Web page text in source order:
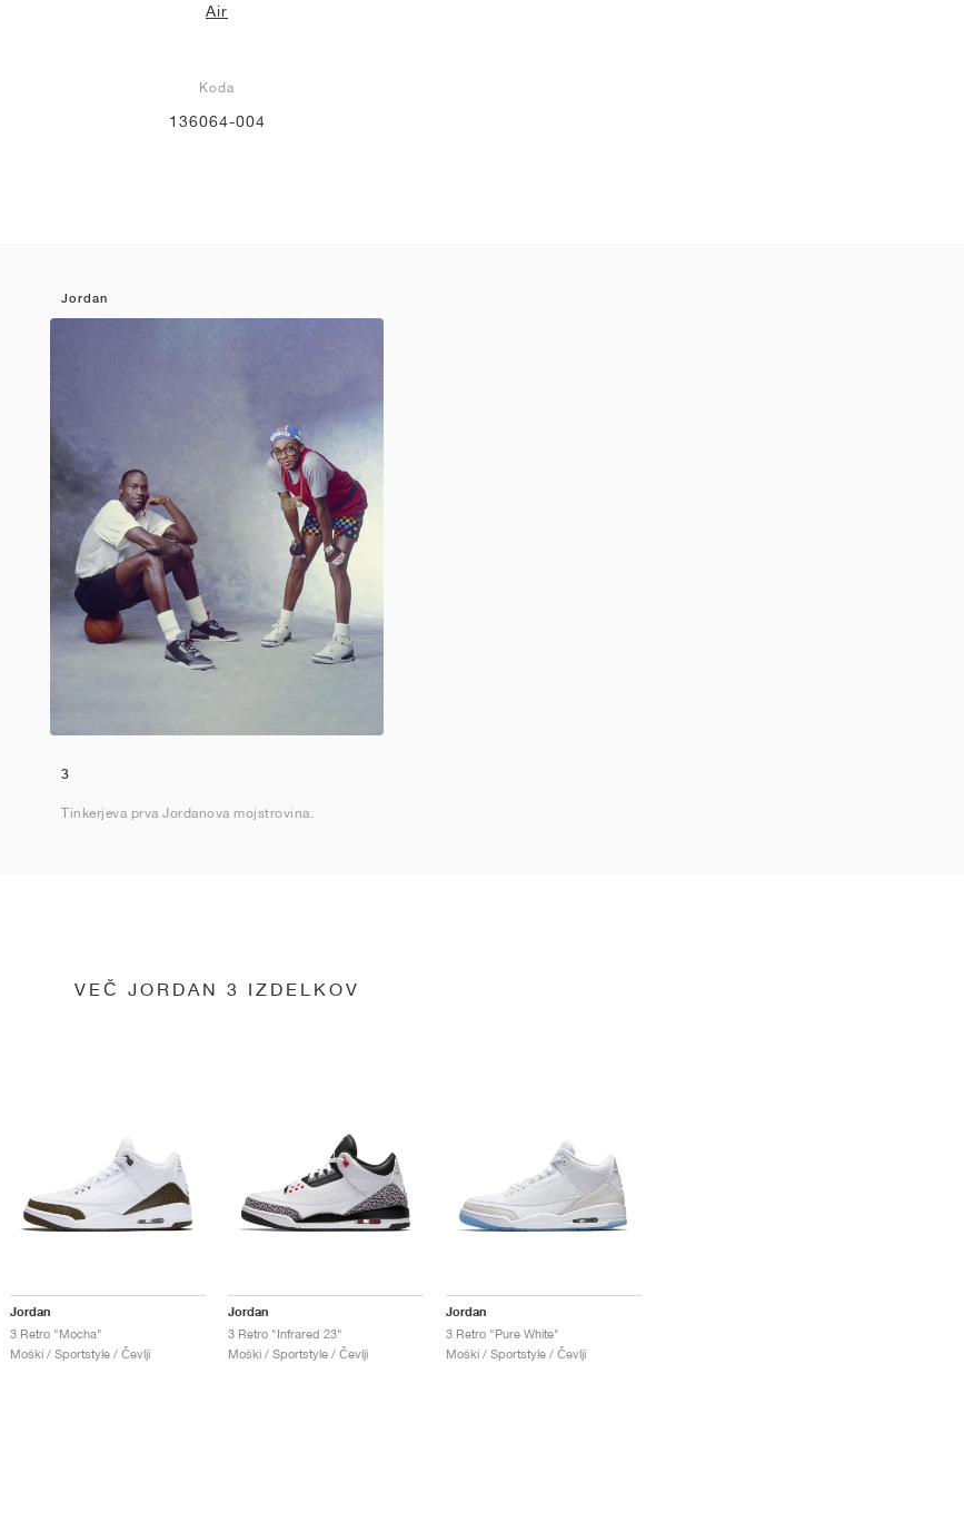
Air
Koda
136064-004
Jordan
3
Tinkerjeva prva Jordanova mojstrovina.
VEČ JORDAN 3 IZDELKOV
Jordan
3 Retro "Mocha"
Moški / Sportstyle / Čevlji
Jordan
3 Retro "Infrared 23"
Moški / Sportstyle / Čevlji
Jordan
3 Retro "Pure White"
Moški / Sportstyle / Čevlji